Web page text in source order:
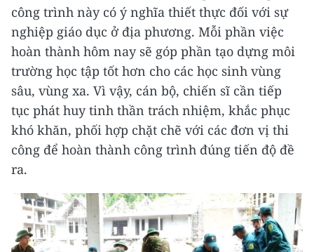
công trình này có ý nghĩa thiết thực đối với sự
nghiệp giáo dục ở địa phương. Mỗi phần việc
hoàn thành hôm nay sẽ góp phần tạo dựng môi
trường học tập tốt hơn cho các học sinh vùng
sâu, vùng xa. Vì vậy, cán bộ, chiến sĩ cần tiếp
tục phát huy tinh thần trách nhiệm, khắc phục
khó khăn, phối hợp chặt chẽ với các đơn vị thi
công để hoàn thành công trình đúng tiến độ đề
ra.